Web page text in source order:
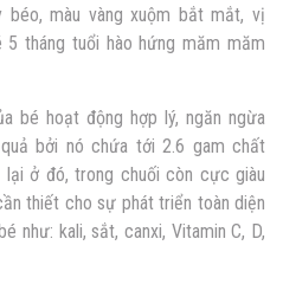
màu vàng xuộm bắt mắt, vị
tháng tuổi hào hứng măm măm
bé hoạt động hợp lý, ngăn ngừa
bởi nó chứa tới 2.6 gam chất
ở đó, trong chuối còn cực giàu
thiết cho sự phát triển toàn diện
như: kali, sắt, canxi, Vitamin C, D,